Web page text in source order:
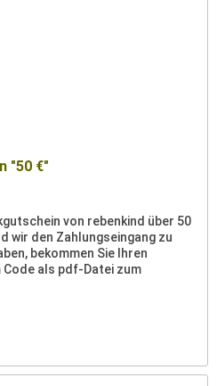
"50 €"
von rebenkind über 50
wir den Zahlungseingang zu
bekommen Sie Ihren
als pdf-Datei zum